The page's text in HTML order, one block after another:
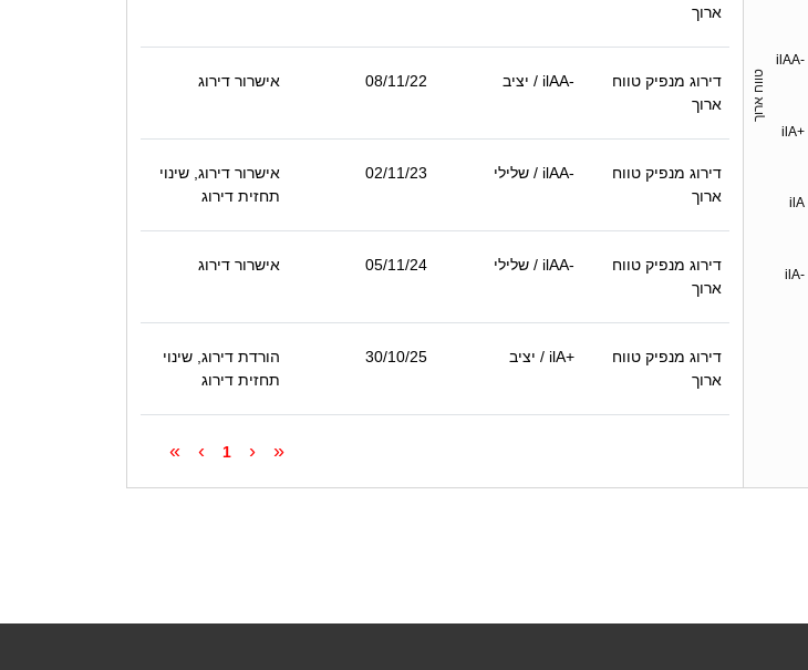
ilA-
ilA
ilA+
ilAA-
טווח ארוך
ארוך
דירוג מנפיק טווח
ארוך
ilAA- / יציב 08/11/22 אישרור דירוג
דירוג מנפיק טווח
ארוך
ilAA- / שלילי 02/11/23
אישרור דירוג, שינוי
תחזית דירוג
דירוג מנפיק טווח
ארוך
ilAA- / שלילי 05/11/24 אישרור דירוג
דירוג מנפיק טווח
ארוך
ilA+ / יציב 30/10/25
הורדת דירוג, שינוי
תחזית דירוג
«
‹
1
›
»